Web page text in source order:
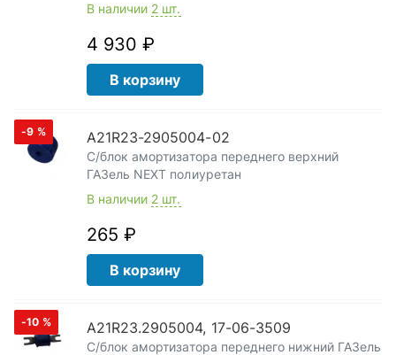
В наличии 2 шт.
4 930 ₽
В корзину
-9 % A21R23-2905004-02
С/блок амортизатора переднего верхний
ГАЗель NEXT полиуретан
В наличии 2 шт.
265 ₽
В корзину
-10 % A21R23.2905004, 17-06-3509
С/блок амортизатора переднего нижний ГАЗель